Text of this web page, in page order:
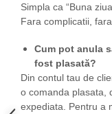
Simpla ca “Buna
Fara complicatii,
Cum pot anula
fost plasată?
Din contul tau de
o comanda plasata,
expediata. Pentru a